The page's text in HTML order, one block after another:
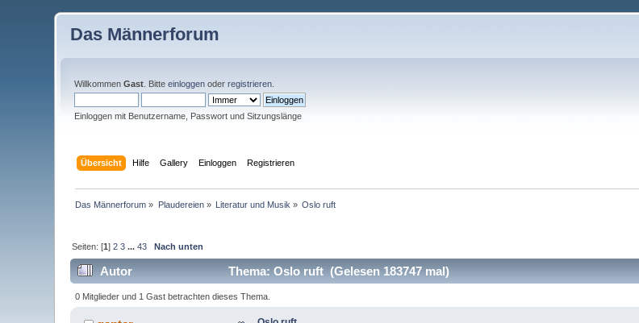
Das Männerforum
WillkommenGast . Bitteeinloggen oderregistrieren
Einloggen mit Benutzername, Passwort und Sitzungslänge
Übersicht Hilfe Gallery Einloggen Registrieren
Das Männerforum » Plaudereien» Literatur und Musik » Oslo ruft
Seiten: [1]2 3 ...43 Nach unten
Autor Thema: Oslo ruft (Gelesen 183747 mal)
0 Mitglieder und 1 Gast betrachten dieses Thema.